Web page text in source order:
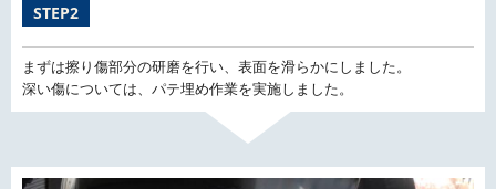
STEP2
まずは擦り傷部分の研磨を行い、表面を滑らかにしました。
深い傷については、パテ埋め作業を実施しました。